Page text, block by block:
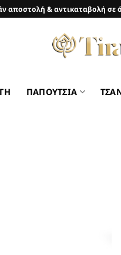
αποστολή & αντικαταβολή σε
ΠΑΠΟΥΤΣΙΑ